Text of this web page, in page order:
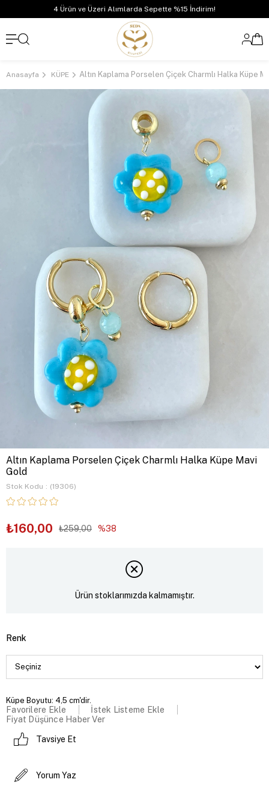
4 Ürün ve Üzeri Alımlarda Sepette %15 İndirim!
Anasayfa KÜPE
Altın Kaplama Porselen Çiçek Charmlı Halka Küpe Mavi
Gold
Stok Kodu (19306)
₺259,00
₺160,00 38
Ürün stoklarımızda kalmamıştır.
Renk
Küpe Boyutu: 4,5 cm'dir.
Favorilere Ekle
İstek Listeme Ekle
Fiyat Düşünce Haber Ver
Tavsiye Et
Yorum Yaz